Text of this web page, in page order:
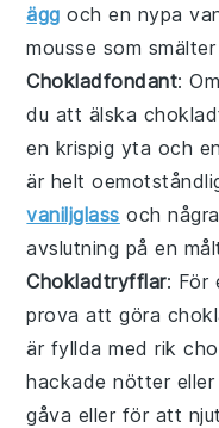
ägg och en nypa
mousse som
Chokladfondant:
du att älska
en krispig yta och
är helt
vaniljglass och
avslutning på en
Chokladtryfflar: För
prova att göra
är fyllda med rik
hackade nötter eller
gåva eller för att